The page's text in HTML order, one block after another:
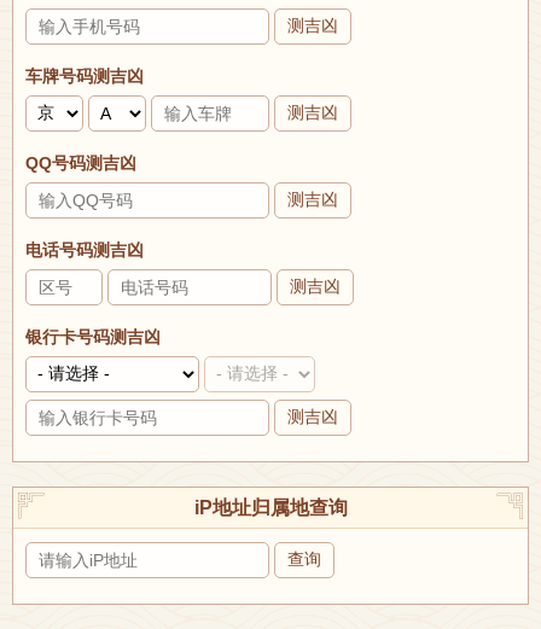
测吉凶
车牌号码测吉凶
测吉凶
QQ号码测吉凶
测吉凶
电话号码测吉凶
测吉凶
银行卡号码测吉凶
测吉凶
iP地址归属地查询
查询